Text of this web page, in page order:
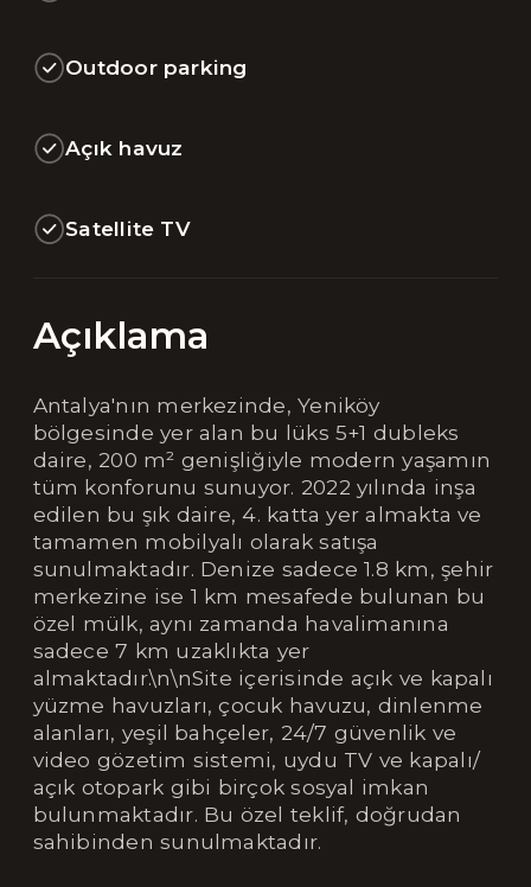
Outdoor parking
Açık havuz
Satellite TV
Açıklama
Antalya'nın merkezinde, Yeniköy
bölgesinde yer alan bu lüks 5+1 dubleks
daire, 200 m² genişliğiyle modern yaşamın
tüm konforunu sunuyor. 2022 yılında inşa
edilen bu şık daire, 4. katta yer almakta ve
tamamen mobilyalı olarak satışa
sunulmaktadır. Denize sadece 1.8 km, şehir
merkezine ise 1 km mesafede bulunan bu
özel mülk, aynı zamanda havalimanına
sadece 7 km uzaklıkta yer
almaktadır.\n\nSite içerisinde açık ve kapalı
yüzme havuzları, çocuk havuzu, dinlenme
alanları, yeşil bahçeler, 24/7 güvenlik ve
video gözetim sistemi, uydu TV ve kapalı/
açık otopark gibi birçok sosyal imkan
bulunmaktadır. Bu özel teklif, doğrudan
sahibinden sunulmaktadır.